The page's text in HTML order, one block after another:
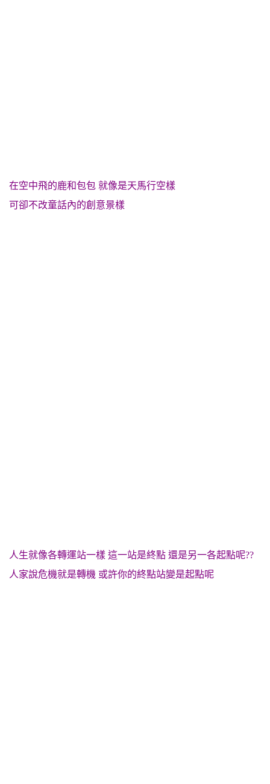
在空中飛的鹿和包包 就像是天馬行空樣
可卻不改童話內的創意景樣
人生就像各轉運站一樣 這一站是終點 還是另一各起點呢??
人家說危機就是轉機 或許你的終點站變是起點呢